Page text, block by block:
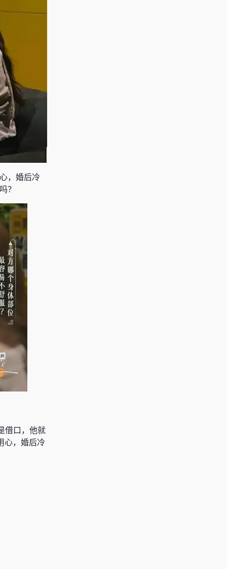
，婚后冷
？
借口，他就
心，婚后冷